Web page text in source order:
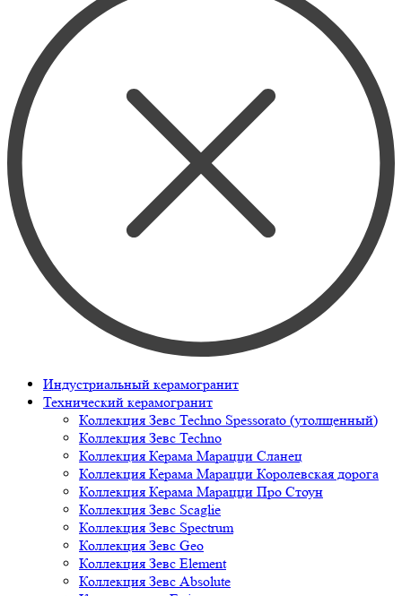
Индустриальный керамогранит
Технический керамогранит
Коллекция Зевс Techno Spessorato (утолщенный)
Коллекция Зевс Techno
Коллекция Керама Марацци Сланец
Коллекция Керама Марацци Королевская дорога
Коллекция Керама Марацци Про Стоун
Коллекция Зевс Scaglie
Коллекция Зевс Spectrum
Коллекция Зевс Geo
Коллекция Зевс Element
Коллекция Зевс Absolute